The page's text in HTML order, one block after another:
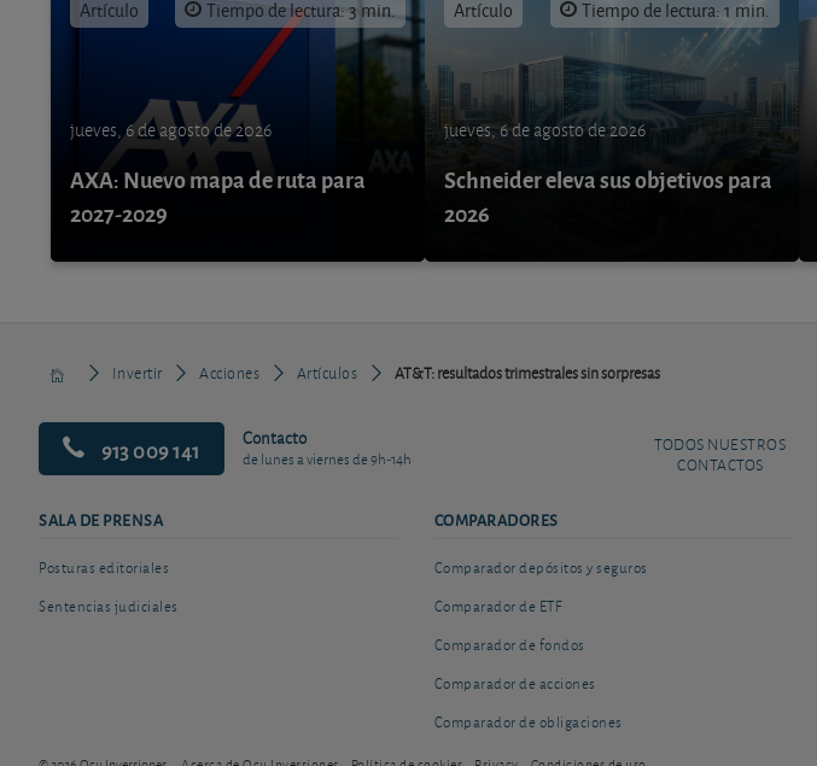
Artículo Tiempo de lectura: 3 min.
jueves, 6 de agosto de 2026
AXA: Nuevo mapa de ruta para
2027-2029
Artículo Tiempo de lectura: 1 min.
jueves, 6 de agosto de 2026
Schneider eleva sus objetivos para
2026
Invertir Acciones Artículos AT&T: resultados trimestrales sin sorpresas
913 009 141 Contacto
de lunes a viernes de 9h-14h
TODOS NUESTROS
CONTACTOS
SALA DE PRENSA
Posturas editoriales
Sentencias judiciales
COMPARADORES
Comparador depósitos y seguros
Comparador de ETF
Comparador de fondos
Comparador de acciones
Comparador de obligaciones